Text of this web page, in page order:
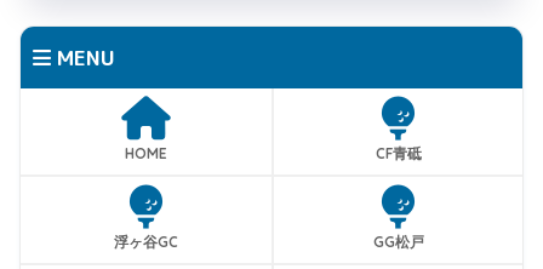
MENU
HOME CF青砥
浮ヶ谷GC GG松戸